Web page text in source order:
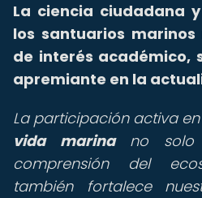
La ciencia ciudadana
los santuarios
de interés académico,
apremiante en la
La participación activa
vida marinano solo
comprensión del
también fortalece